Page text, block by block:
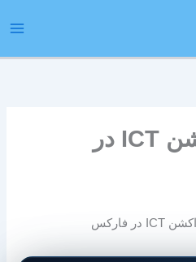
سبک پرایس اکشن ICT در